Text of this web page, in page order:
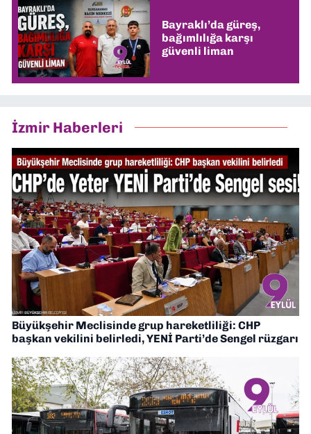
Bayraklı’da güreş,
bağımlılığa karşı
güvenli liman
İzmir Haberleri
Büyükşehir Meclisinde grup hareketliliği: CHP
başkan vekilini belirledi, YENİ Parti’de Sengel rüzgarı